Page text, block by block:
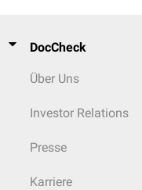
DocCheck
Über Uns
Investor Relations
Presse
Karriere